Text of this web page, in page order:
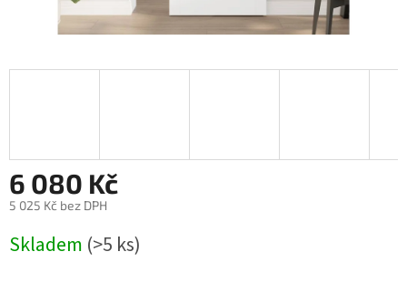
6 080 Kč
5 025 Kč bez DPH
cena:
Skladem (>5 ks)